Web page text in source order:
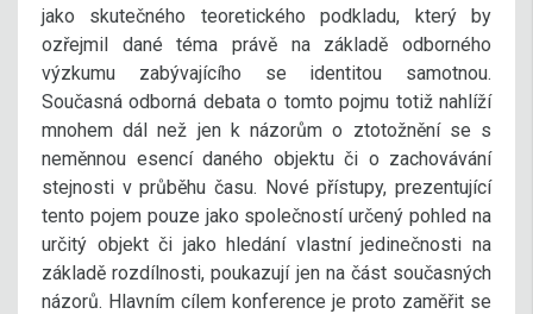
jako skutečného teoretického podkladu, který by
ozřejmil dané téma právě na základě odborného
výzkumu zabývajícího se identitou samotnou.
Současná odborná debata o tomto pojmu totiž nahlíží
mnohem dál než jen k názorům o ztotožnění se s
neměnnou esencí daného objektu či o zachovávání
stejnosti v průběhu času. Nové přístupy, prezentující
tento pojem pouze jako společností určený pohled na
určitý objekt či jako hledání vlastní jedinečnosti na
základě rozdílnosti, poukazují jen na část současných
názorů. Hlavním cílem konference je proto zaměřit se